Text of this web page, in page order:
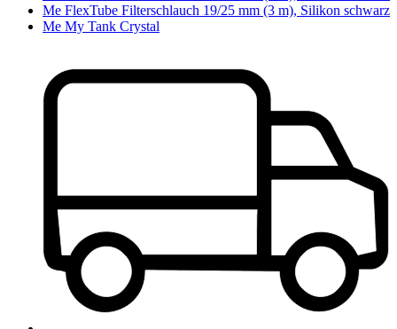
Me FlexTube Filterschlauch 19/25 mm (3 m), Silikon schwarz
Me My Tank Crystal